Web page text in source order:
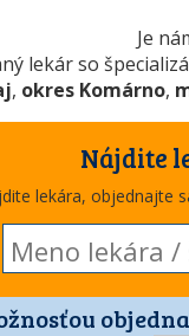
Je
lekár so
, okres Komárno,
Nájdite
lekára, objednajte